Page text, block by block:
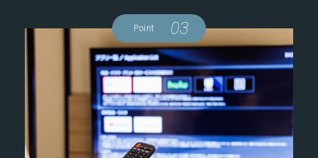
Point 03